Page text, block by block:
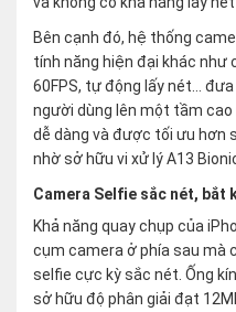
Bên cạnh đó, hệ thống
tính năng hiện đại khác như
60FPS, tự động lấy nét…
người dùng lên một tầm cao
dễ dàng và được tối ưu hơn
nhờ sở hữu vi xử lý A13
Camera Selfie sắc nét, bắt
Khả năng quay chụp của
cụm camera ở phía sau mà
selfie cực kỳ sắc nét. Ống
sở hữu độ phân giải đạt